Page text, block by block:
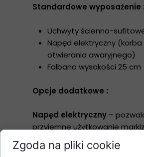
Standardowe wyposażenie :
Uchwyty ścienno-
Napęd elektryczny (korba
otwierania awaryjnego)
Falbana wysokości 25 cm
Opcje dodatkowe :
Napęd elektryczny –
przyjemne użytkowanie
konieczności ręcznego
zamykania.
Zgoda na pliki cookie